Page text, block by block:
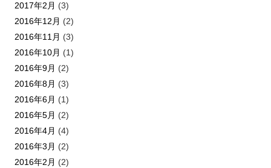
2017年2月 (3)
2016年12月 (2)
2016年11月 (3)
2016年10月 (1)
2016年9月 (2)
2016年8月 (3)
2016年6月 (1)
2016年5月 (2)
2016年4月 (4)
2016年3月 (2)
2016年2月 (2)